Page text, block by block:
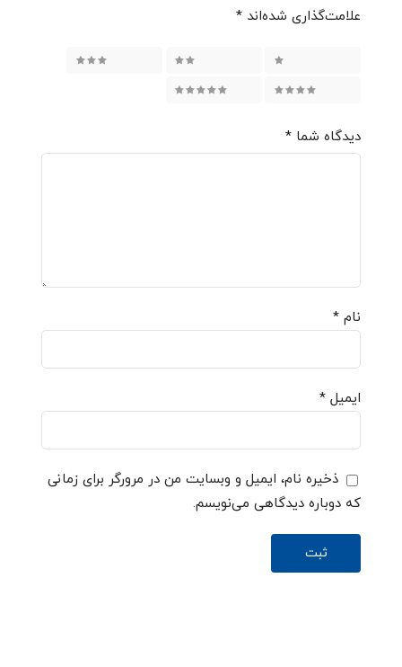
علامت‌گذاری شده‌اند *
دیدگاه شما *
نام *
ایمیل *
ذخیره نام، ایمیل و وبسایت من در مرورگر برای زمانی
که دوباره دیدگاهی می‌نویسم.